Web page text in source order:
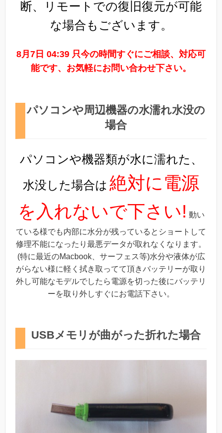
断、リモートでの復旧復元が可能
な場合もございます。
8月7日 04:39 只今の時間すぐにご相談、対応可
能です、お気軽にお問い合わせ下さい。
パソコンや周辺機器の水濡れ水没の
場合
パソコンや機器類が水に濡れた、
水没した場合は 絶対に電源
を入れないで下さい! 動い
ている様でも内部に水分が残っているとショートして
修理不能になったり最悪データが取れなくなります。
(特に最近のMacbook、サーフェス等)水分や液体が広
がらない様に軽く拭き取ってて頂きバッテリーが取り
外し可能なモデルでしたら電源を切った後にバッテリ
ーを取り外しすぐにお電話下さい。
USBメモリが曲がった折れた場合